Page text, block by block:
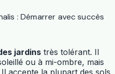
: Démarrer avec succès
jardins très tolérant. Il
ou à mi-ombre, mais